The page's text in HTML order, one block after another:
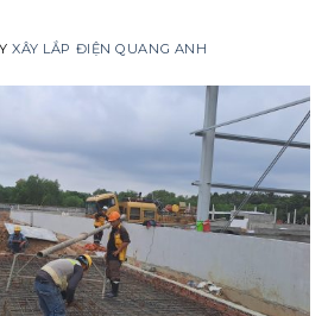
XÂY LẮP ĐIỆN QUANG ANH